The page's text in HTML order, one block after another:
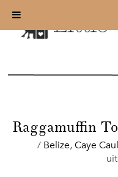
Raggamuffin
/ Belize,Caye